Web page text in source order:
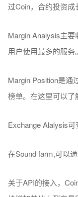
过Coin，合约投资成
Margin Analysis主
用户使用最多的服务。
Margin Position是通
榜单。在这里可以了
Exchange Alalysis可
在Sound farm,可以
关于API的接入，